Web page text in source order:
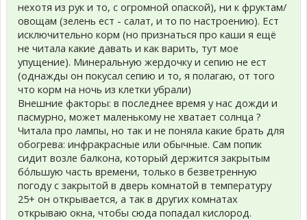
нехотя из рук и то, с огромной опаской), ни к фруктам/
овощам (зелень ест - салат, и то по настроению). Ест
исключительно корм (но признаться про каши я ещё
не читала какие давать и как варить, тут мое
упущение). Минеральную жердочку и сепию не ест
(однажды он покусал сепию и то, я полагаю, от того
что корм на ночь из клетки убрали)
Внешние факторы: в последнее время у нас дожди и
пасмурно, может маленькому не хватает солнца ?
Читала про лампы, но так и не поняла какие брать для
обогрева: инфракрасные или обычные. Сам попик
сидит возле балкона, который держится закрытым
бо́льшую часть времени, только в безветренную
погоду с закрытой в дверь комнатой в температуру
25+ он открывается, а так в других комнатах
открываю окна, чтобы сюда попадал кислород.